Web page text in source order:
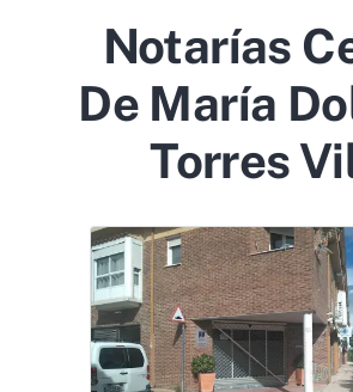
Notarías
De María
Torres